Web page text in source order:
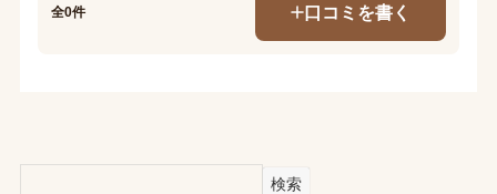
全0件 口コミを書く
検索